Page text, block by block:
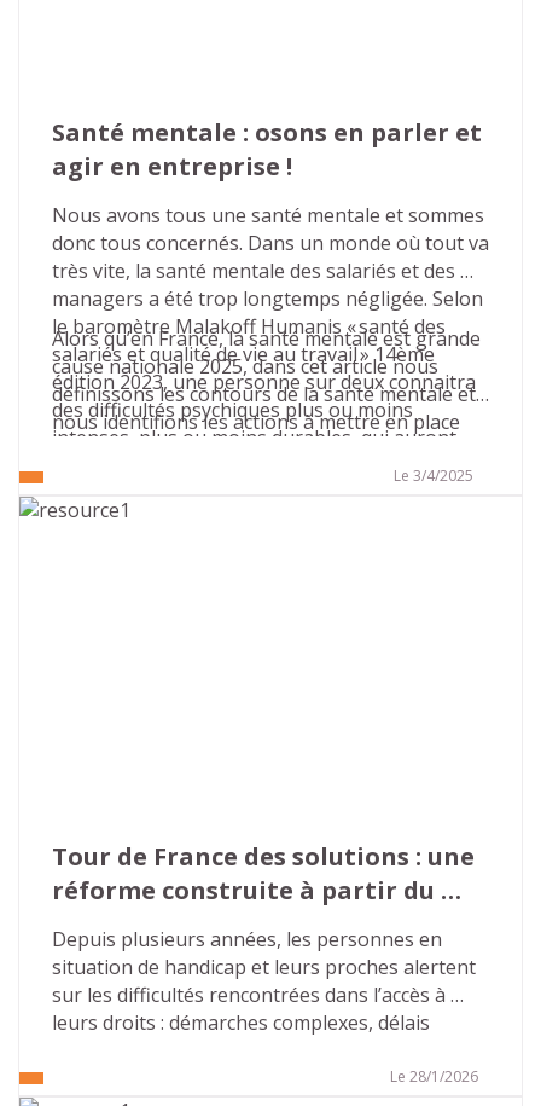
Santé mentale : osons en parler et
agir en entreprise !
Nous avons tous une santé mentale et sommes
donc tous concernés. Dans un monde où tout va
très vite, la santé mentale des salariés et des
managers a été trop longtemps négligée. Selon
le baromètre Malakoff Humanis « santé des
salariés et qualité de vie au travail » 14ème
édition 2023, une personne sur deux connaitra
des difficultés psychiques plus ou moins
intenses, plus ou moins durables, qui auront
Alors qu’en France, la santé mentale est grande
cause nationale 2025, dans cet article nous
définissons les contours de la santé mentale et
nous identifions les actions à mettre en place
Le 3/4/2025
Tour de France des solutions : une
réforme construite à partir du
terrain
Depuis plusieurs années, les personnes en
situation de handicap et leurs proches alertent
sur les difficultés rencontrées dans l’accès à
leurs droits : démarches complexes, délais
droits. Face à ce constat largement partagé, le
Le 28/1/2026